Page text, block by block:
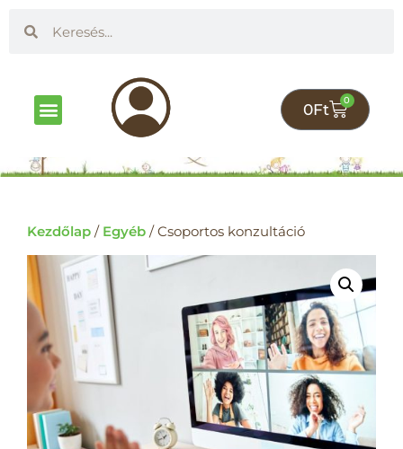
0Ft 0
Kezdőlap / Egyéb / Csoportos konzultáció